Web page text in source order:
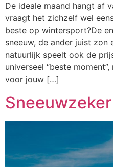
De ideale maand hangt af
vraagt het zichzelf wel
beste op wintersport?De
sneeuw, de ander juist zon
natuurlijk speelt ook de
universeel “beste
voor jouw […]